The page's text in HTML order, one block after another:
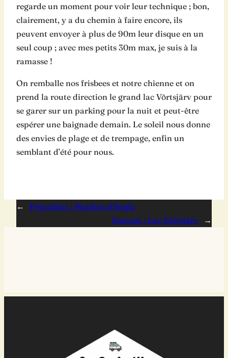
regarde un moment pour voir leur technique ; bon,
clairement, y a du chemin à faire encore, ils
peuvent envoyer à plus de 90m leur disque en un
seul coup ; avec mes petits 30m max, je suis à la
ramasse !
On remballe nos frisbees et notre chienne et on
prend la route direction le grand lac Võrtsjärv pour
se garer sur un parking pour la nuit et peut-être
espérer une baignade demain. Le soleil nous donne
des envies de plage et de trempage, enfin un
semblant d’été pour nous.
← Précédent : Moulins d’Angla
Suivant : Lac Võrtsjärv →